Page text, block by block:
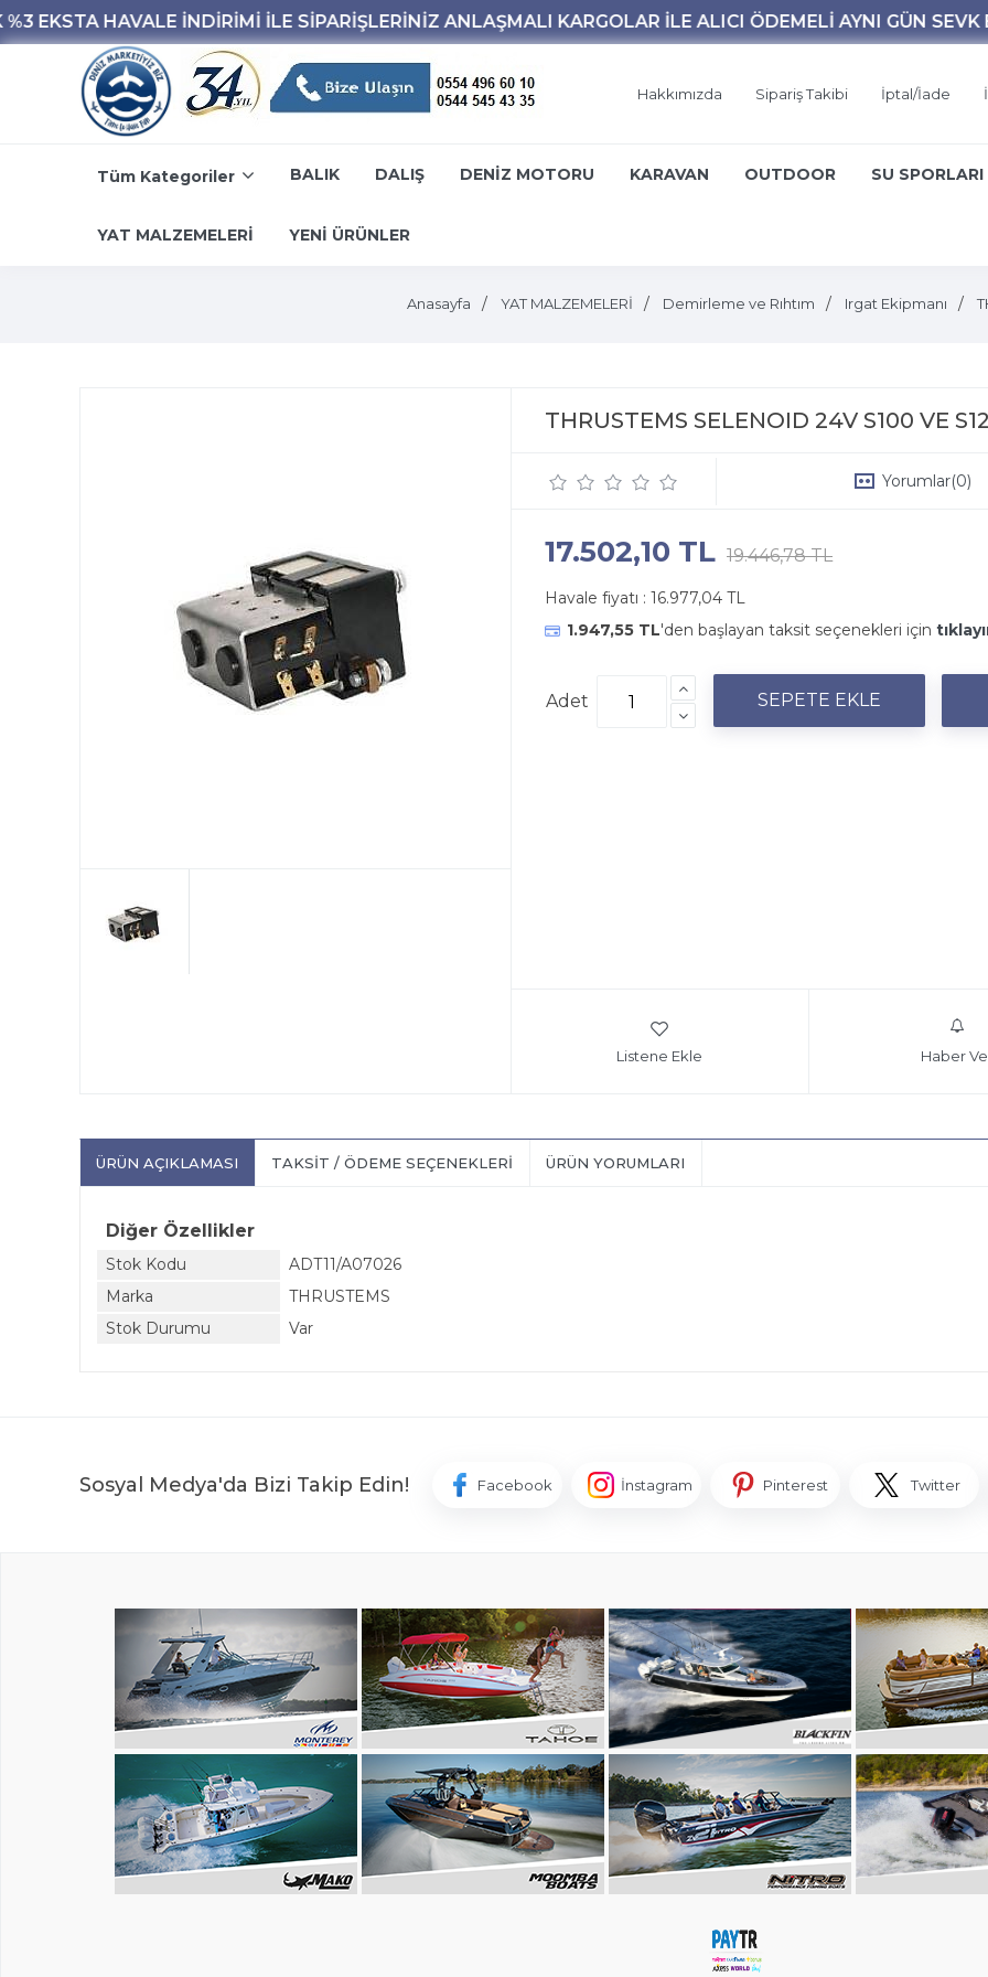
Hakkımızda Sipariş Takibi İptal/İade
Tüm Kategoriler BALIK DALIŞ DENİZ MOTORU KARAVAN OUTDOOR SU SPORLARI
YAT MALZEMELERİ YENİ ÜRÜNLER
Anasayfa YAT MALZEMELERİ Demirleme ve Rıhtım Irgat Ekipmanı
THRUSTEMS SELENOID 24V S100 VE
Yorumlar(0)
17.502,10 TL 19.446,78 TL
Havale fiyatı : 16.977,04 TL
1.947,55 TL'den başlayan taksit seçenekleri için
Adet
Listene Ekle Haber
ÜRÜN AÇIKLAMASI TAKSIT / ÖDEME SEÇENEKLERI ÜRÜN YORUMLARI
Diğer Özellikler
Stok Kodu
ADT11/A07026
Marka
THRUSTEMS
Stok Durumu
Var
Sosyal Medya'da Bizi Takip Edin! Facebook İnstagram Pinterest Twitter